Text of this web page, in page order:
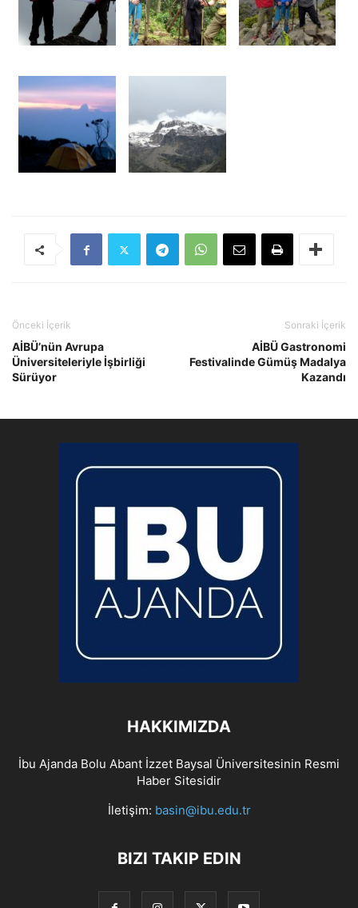
Önceki İçerik
AİBÜ’nün Avrupa
Üniversiteleriyle İşbirliği
Sürüyor
Sonraki İçerik
AİBÜ Gastronomi
Festivalinde Gümüş Madalya
Kazandı
HAKKIMIZDA
İbu Ajanda Bolu Abant İzzet Baysal Üniversitesinin Resmi
Haber Sitesidir
İletişim: basin@ibu.edu.tr
BIZI TAKIP EDIN